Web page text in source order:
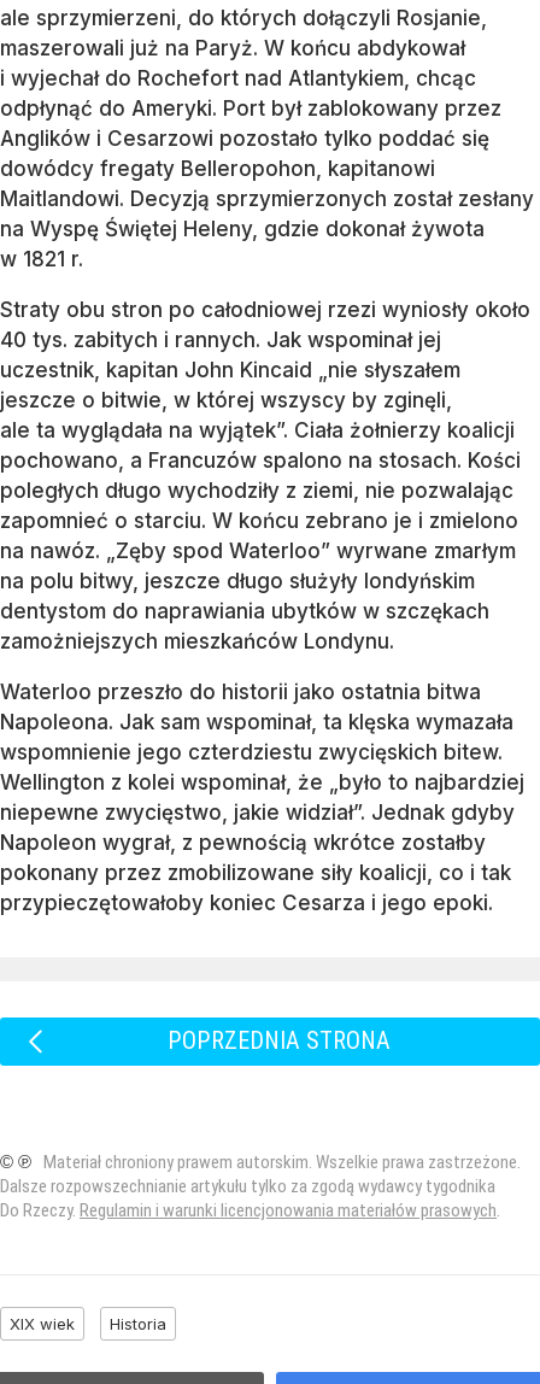
ale sprzymierzeni, do których dołączyli Rosjanie,
maszerowali już na Paryż. W końcu abdykował
i wyjechał do Rochefort nad Atlantykiem, chcąc
odpłynąć do Ameryki. Port był zablokowany przez
Anglików i Cesarzowi pozostało tylko poddać się
dowódcy fregaty Belleropohon, kapitanowi
Maitlandowi. Decyzją sprzymierzonych został zesłany
na Wyspę Świętej Heleny, gdzie dokonał żywota
w 1821 r.
Straty obu stron po całodniowej rzezi wyniosły około
40 tys. zabitych i rannych. Jak wspominał jej
uczestnik, kapitan John Kincaid „nie słyszałem
jeszcze o bitwie, w której wszyscy by zginęli,
ale ta wyglądała na wyjątek”. Ciała żołnierzy koalicji
pochowano, a Francuzów spalono na stosach. Kości
poległych długo wychodziły z ziemi, nie pozwalając
zapomnieć o starciu. W końcu zebrano je i zmielono
na nawóz. „Zęby spod Waterloo” wyrwane zmarłym
na polu bitwy, jeszcze długo służyły londyńskim
dentystom do naprawiania ubytków w szczękach
zamożniejszych mieszkańców Londynu.
Waterloo przeszło do historii jako ostatnia bitwa
Napoleona. Jak sam wspominał, ta klęska wymazała
wspomnienie jego czterdziestu zwycięskich bitew.
Wellington z kolei wspominał, że „było to najbardziej
niepewne zwycięstwo, jakie widział”. Jednak gdyby
Napoleon wygrał, z pewnością wkrótce zostałby
pokonany przez zmobilizowane siły koalicji, co i tak
przypieczętowałoby koniec Cesarza i jego epoki.
POPRZEDNIA STRONA
© ℗ Materiał chroniony prawem autorskim. Wszelkie prawa zastrzeżone.
Dalsze rozpowszechnianie artykułu tylko za zgodą wydawcy tygodnika
Do Rzeczy. Regulamin i warunki licencjonowania materiałów prasowych.
XIX wiek Historia